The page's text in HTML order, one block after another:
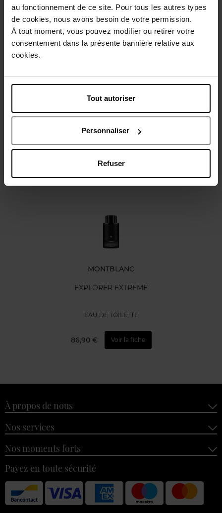
au fonctionnement de ce site. Pour tous les autres types
de cookies, nous avons besoin de votre permission.
À tout moment, vous pouvez modifier ou retirer votre
consentement dans la présente bannière relative aux
cookies.
Tout autoriser
Personnaliser
Refuser
Description
Caractéristiques
Politique relative aux avis des clients
Oublié quelque chose ?
MONTBLANC
EXPLORER EXTREME
EAU DE TOILETTE
86,90 € Voir la fiche
À propos de nous
Nos services
Nos moments forts
Payez en toute sécurité